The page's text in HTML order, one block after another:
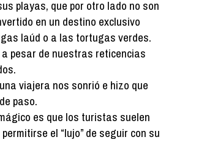
playas, que por otro lado no son
en un destino exclusivo
laúd o a las tortugas verdes.
pesar de nuestras reticencias
viajera nos sonrió e hizo que
paso.
es que los turistas suelen
el “lujo” de seguir con su